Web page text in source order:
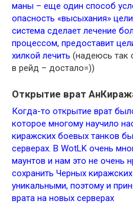
маны – еще один способ
опасность «высыхания»
система сделает лечение
процессом, предоставит
хилкой лечить (надеюсь так
в рейд – достало=))
Открытие врат
Когда-то открытие врат
которое многому научило
киражских боевых танков
серверах. В WotLK очень
маунтов и нам это не очень
сохранить Черных
уникальными, поэтому и
врата на новых серверах